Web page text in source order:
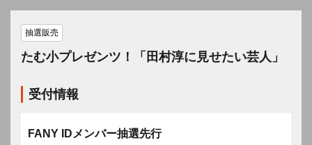
抽選販売
たむ小プレゼンツ！「田村淳に見せたい芸人」
受付情報
FANY IDメンバー抽選先行